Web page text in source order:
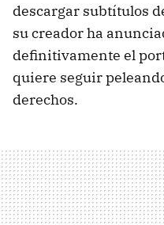
descargar subtítulos
su creador ha
definitivamente el
quiere seguir
derechos.